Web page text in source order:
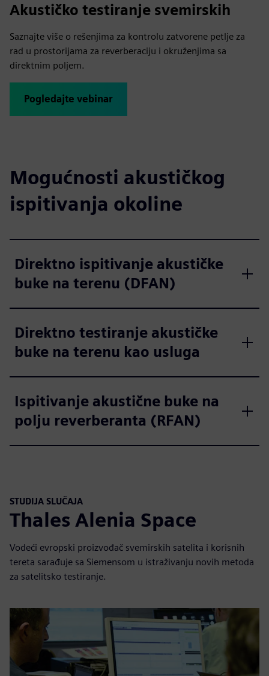
Akustičko testiranje svemirskih
Saznajte više o rešenjima za kontrolu zatvorene petlje za
rad u prostorijama za reverberaciju i okruženjima sa
direktnim poljem.
Pogledajte vebinar
Mogućnosti akustičkog
ispitivanja okoline
Direktno ispitivanje akustičke
buke na terenu (DFAN)
Direktno testiranje akustičke
buke na terenu kao usluga
Ispitivanje akustične buke na
polju reverberanta (RFAN)
STUDIJA SLUČAJA
Thales Alenia Space
Vodeći evropski proizvođač svemirskih satelita i korisnih
tereta sarađuje sa Siemensom u istraživanju novih metoda
za satelitsko testiranje.